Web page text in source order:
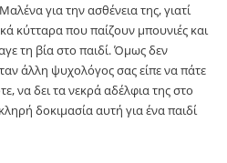
για την ασθένεια της, γιατί
κύτταρα που παίζουν μπουνιές και
τη βία στο παιδί. Όμως δεν
άλλη ψυχολόγος σας είπε να πάτε
να δει τα νεκρά αδέλφια της στο
δοκιμασία αυτή για ένα παιδί